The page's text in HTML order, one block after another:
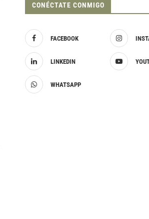
CONÉCTATE CONMIGO
FACEBOOK
LINKEDIN
WHATSAPP